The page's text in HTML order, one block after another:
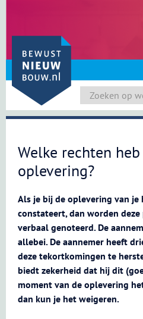
content
Welke rechten
oplevering?
Als je bij de oplevering van
constateert, dan worden
verbaal genoteerd. De
allebei. De aannemer heeft
deze tekortkomingen te
biedt zekerheid dat hij dit
moment van de oplevering
dan kun je het weigeren.